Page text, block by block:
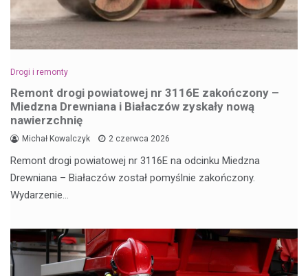
Drogi i remonty
Remont drogi powiatowej nr 3116E zakończony –
Miedzna Drewniana i Białaczów zyskały nową
nawierzchnię
Michał Kowalczyk 2 czerwca 2026
Remont drogi powiatowej nr 3116E na odcinku Miedzna
Drewniana – Białaczów został pomyślnie zakończony.
Wydarzenie…